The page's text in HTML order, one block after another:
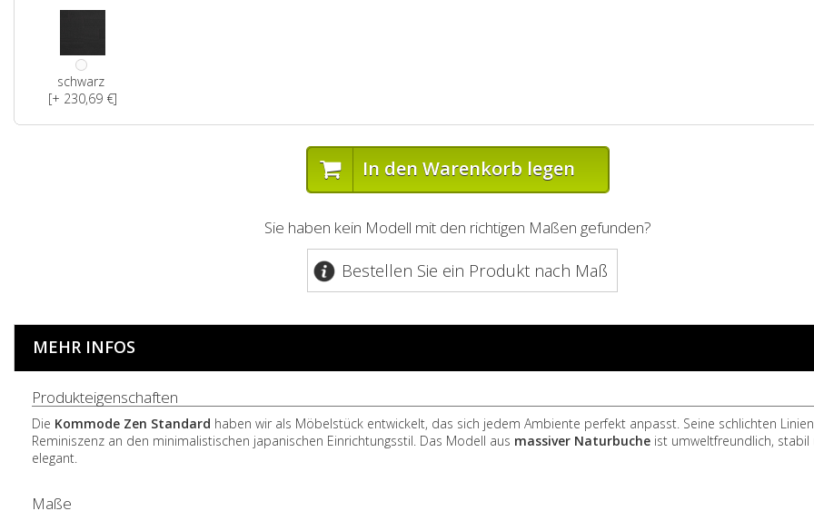
schwarz
[+ 230,69 €]
In den Warenkorb legen
Sie haben kein Modell mit den richtigen Maßen gefunden?
Bestellen Sie ein Produkt nach Maß
MEHR INFOS
Produkteigenschaften
Die Kommode Zen Standard haben wir als Möbelstück entwickelt, das sich jedem Ambiente perfekt anpasst. Seine schlichten
Reminiszenz an den minimalistischen japanischen Einrichtungsstil. Das Modell aus massiver Naturbuche ist umweltfreundlich, stabil
elegant.
Maße